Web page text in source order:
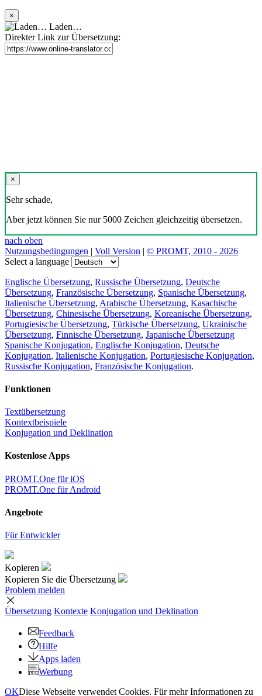
×
Laden…
Direkter Link zur Übersetzung:
×
Sehr schade,
Aber jetzt können Sie nur 5000 Zeichen gleichzeitig übersetzen.
nach oben
Nutzungsbedingungen | Voll Version | © PROMT, 2010 - 2026
Select a language
Englische Übersetzung, Russische Übersetzung, Deutsche
Übersetzung, Französische Übersetzung, Spanische Übersetzung,
Italienische Übersetzung, Arabische Übersetzung, Kasachische
Übersetzung, Chinesische Übersetzung, Koreanische Übersetzung,
Portugiesische Übersetzung, Türkische Übersetzung, Ukrainische
Übersetzung, Finnische Übersetzung, Japanische Übersetzung
Spanische Konjugation, Englische Konjugation, Deutsche
Konjugation, Italienische Konjugation, Portugiesische Konjugation,
Russische Konjugation, Französische Konjugation.
Funktionen
Textübersetzung
Kontextbeispiele
Konjugation und Deklination
Kostenlose Apps
PROMT.One für iOS
PROMT.One für Android
Angebote
Für Entwickler
Kopieren
Kopieren Sie die Übersetzung
Problem melden
Übersetzung Kontexte Konjugation und Deklination
Feedback
Hilfe
Apps laden
Werbung
OKDiese Webseite verwendet Cookies. Für mehr Informationen zu